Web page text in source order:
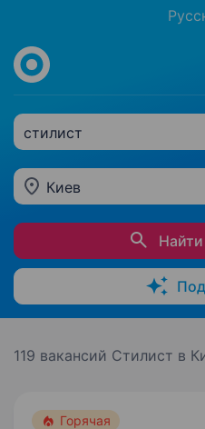
стилист
Киев
119 вакансий Стилист в
Горячая